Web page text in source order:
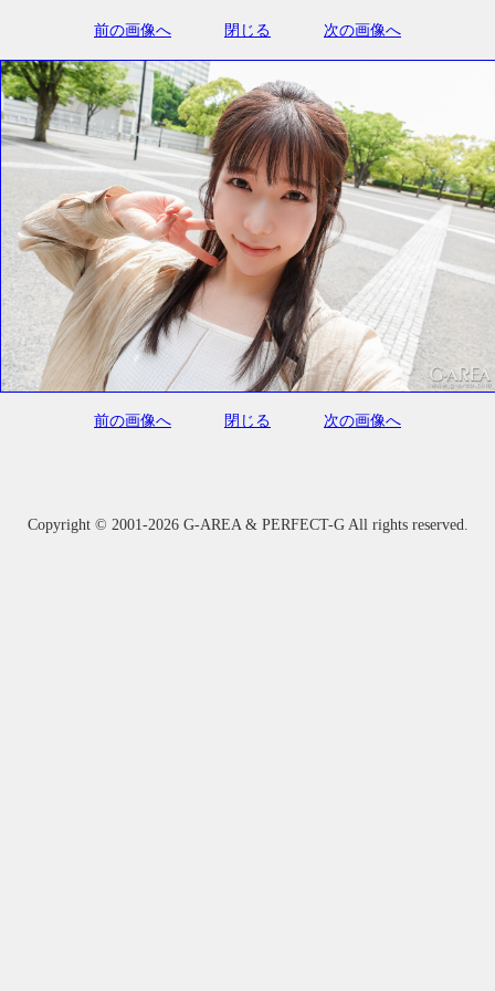
前の画像へ 閉じる 次の画像へ
前の画像へ 閉じる 次の画像へ
Copyright © 2001-2026 G-AREA & PERFECT-G All rights reserved.